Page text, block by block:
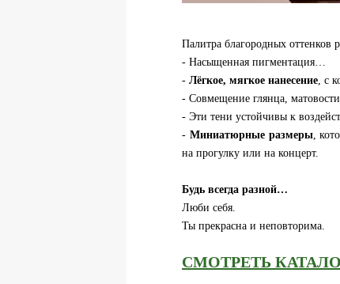
Палитра благородных оттенков
- Насыщенная пигментация…
- Лёгкое, мягкое нанесение, с
- Совмещение глянца,
- Эти тени устойчивы к
- Миниатюрные размеры,
на прогулку или на концерт.
Будь всегда разной…
Люби себя.
Ты прекрасна и неповторима.
СМОТРЕТЬ